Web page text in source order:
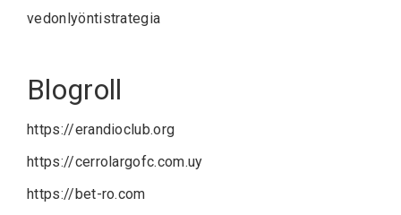
vedonlyöntistrategia
Blogroll
https://erandioclub.org
https://cerrolargofc.com.uy
https://bet-ro.com